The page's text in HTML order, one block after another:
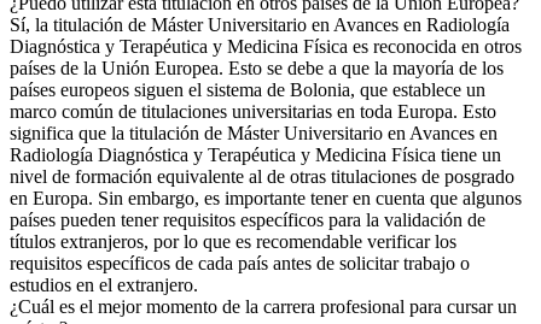
Sí, la titulación de Máster Universitario en Avances en Radiología
Diagnóstica y Terapéutica y Medicina Física es reconocida en otros
países de la Unión Europea. Esto se debe a que la mayoría de los
países europeos siguen el sistema de Bolonia, que establece un
marco común de titulaciones universitarias en toda Europa. Esto
significa que la titulación de Máster Universitario en Avances en
Radiología Diagnóstica y Terapéutica y Medicina Física tiene un
nivel de formación equivalente al de otras titulaciones de posgrado
en Europa. Sin embargo, es importante tener en cuenta que algunos
países pueden tener requisitos específicos para la validación de
títulos extranjeros, por lo que es recomendable verificar los
requisitos específicos de cada país antes de solicitar trabajo o
estudios en el extranjero.
¿Cuál es el mejor momento de la carrera profesional para cursar un